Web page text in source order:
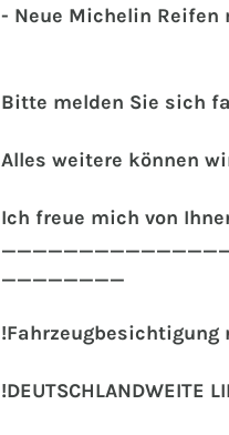
- Neue Michelin Reifen
Bitte melden Sie sich
Alles weitere können
Ich freue mich von
________
!DEUTSCHLANDWEITE